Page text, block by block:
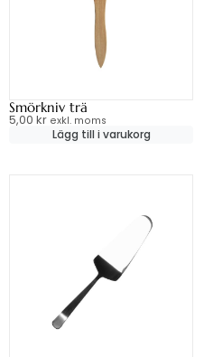
Smörkniv trä
5,00 kr exkl. moms
Lägg till i varukorg